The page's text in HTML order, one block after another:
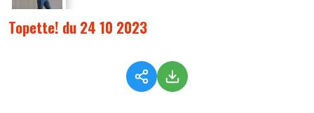
Topette! du 24 10 2023